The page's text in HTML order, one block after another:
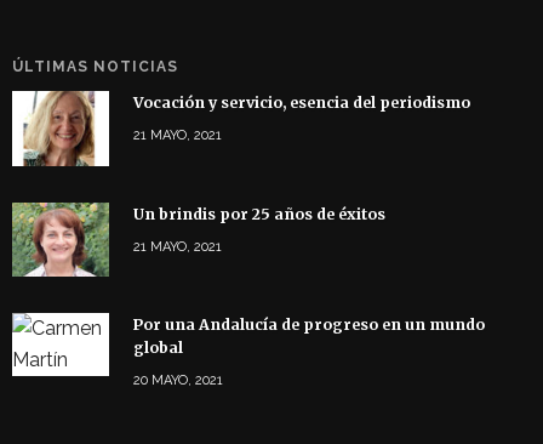
ÚLTIMAS NOTICIAS
Vocación y servicio, esencia del periodismo
21 MAYO, 2021
Un brindis por 25 años de éxitos
21 MAYO, 2021
Por una Andalucía de progreso en un mundo
global
20 MAYO, 2021